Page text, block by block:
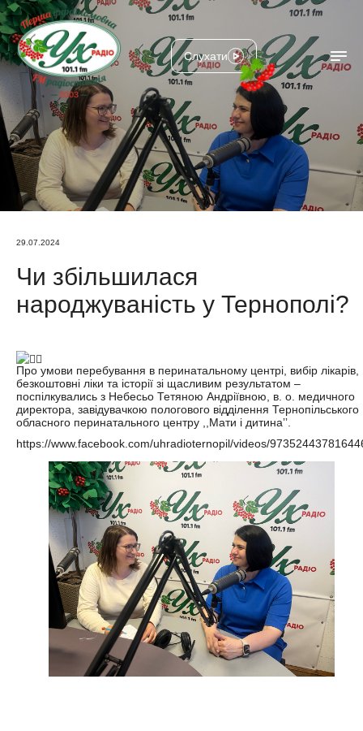
Слухати
29.07.2024
Чи збільшилася
народжуваність у Тернополі?
Про умови перебування в перинатальному центрі, вибір лікарів,
безкоштовні ліки та історії зі щасливим результатом –
поспілкувались з Небесьо Тетяною Андріївною, в. о. медичного
директора, завідувачкою пологового відділення Тернопільського
обласного перинатального центру ,,Мати і дитинаʼʼ.
https://www.facebook.com/uhradioternopil/videos/